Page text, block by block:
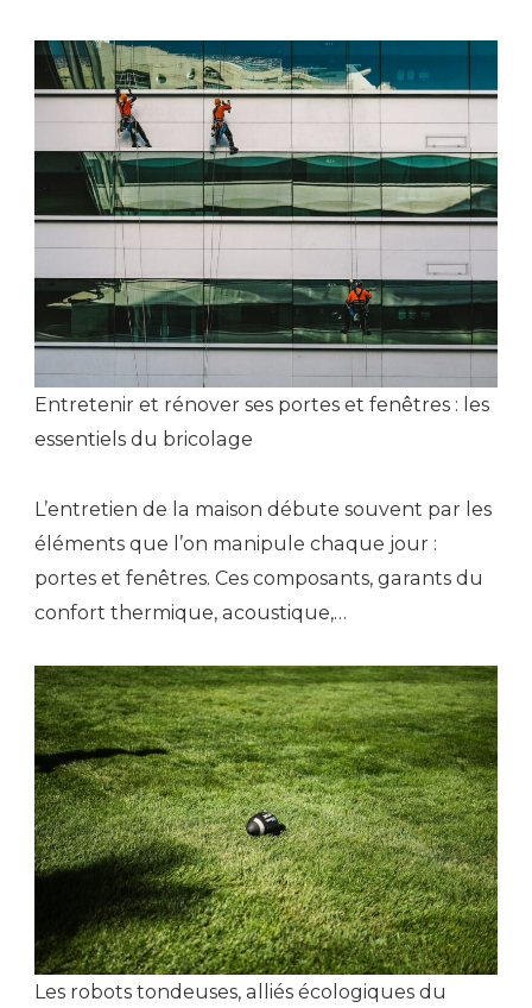
Entretenir et rénover ses portes et fenêtres : les
essentiels du bricolage
L’entretien de la maison débute souvent par les
éléments que l’on manipule chaque jour :
portes et fenêtres. Ces composants, garants du
confort thermique, acoustique,…
Les robots tondeuses, alliés écologiques du